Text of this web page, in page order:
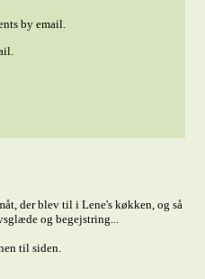
by email.
der blev til i Lene's køkken, og så
og begejstring...
til siden.